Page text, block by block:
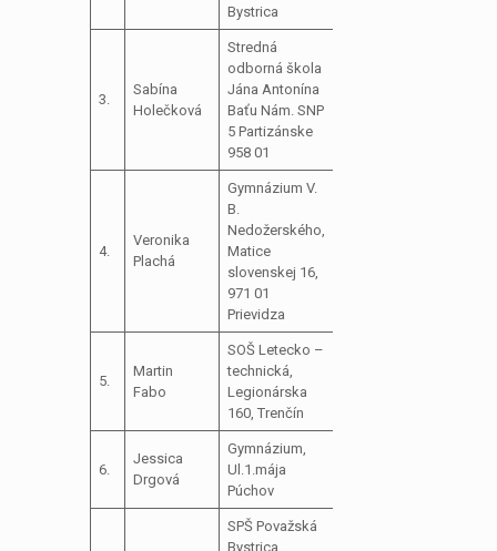
Bystrica
3.
Sabína
Holečková
Stredná
odborná škola
Jána Antonína
Baťu Nám. SNP
5 Partizánske
958 01
4.
Veronika
Plachá
Gymnázium V.
B.
Nedožerského,
Matice
slovenskej 16,
971 01
Prievidza
5.
Martin
Fabo
SOŠ Letecko –
technická,
Legionárska
160, Trenčín
6.
Jessica
Drgová
Gymnázium,
Ul.1.mája
Púchov
SPŠ Považská
Bystrica,